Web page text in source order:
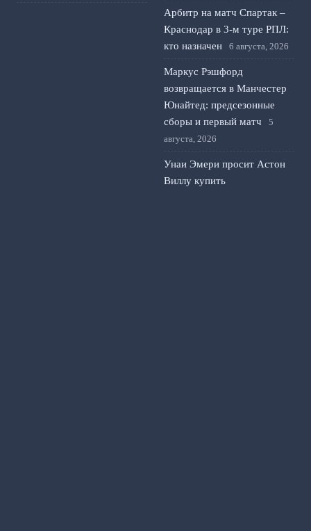
Арбитр на матч Спартак –
Краснодар в 3-м туре РПЛ:
кто назначен
6 августа, 2026
Маркус Рэшфорд
возвращается в Манчестер
Юнайтед: предсезонные
сборы и первый матч
5
августа, 2026
Унаи Эмери просит Астон
Виллу купить